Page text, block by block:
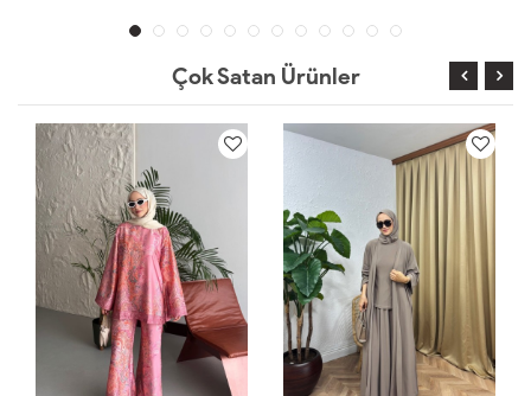
Çok Satan Ürünler